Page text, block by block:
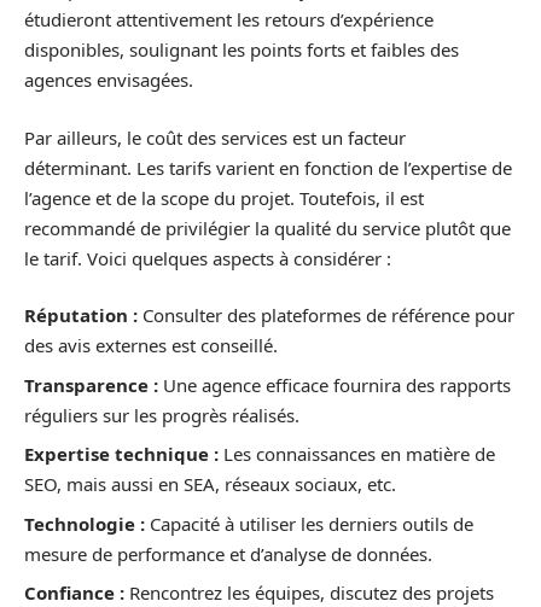
étudieront attentivement les retours d’expérience
disponibles, soulignant les points forts et faibles des
agences envisagées.
Par ailleurs, le coût des services est un facteur
déterminant. Les tarifs varient en fonction de l’expertise de
l’agence et de la scope du projet. Toutefois, il est
recommandé de privilégier la qualité du service plutôt que
le tarif. Voici quelques aspects à considérer :
Réputation : Consulter des plateformes de référence pour
des avis externes est conseillé.
Transparence : Une agence efficace fournira des rapports
réguliers sur les progrès réalisés.
Expertise technique : Les connaissances en matière de
SEO, mais aussi en SEA, réseaux sociaux, etc.
Technologie : Capacité à utiliser les derniers outils de
mesure de performance et d’analyse de données.
Confiance : Rencontrez les équipes, discutez des projets